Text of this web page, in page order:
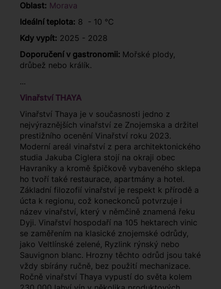
Oblast: Morava
Ideální teplota: 8 - 10 °C
Kdy vypít: 2025 - 2028
Doporučení v gastronomii: Mořské plody,
drůbež nebo králík.
...
Vinařství THAYA
Vinařství Thaya je v současnosti jedno z
nejvýraznějších vinařství ze Znojemska a držitel
prestižního ocenění Vinařství roku 2023.
Moderní areál vinařství z pera architektonického
studia Jakuba Ciglera stojí na okraji obec
Havraníky a kromě špičkově vybaveného sklepa
ho tvoří také restaurace, apartmány a hotel.
Základní filozofií vinařství je respekt k přírodě a
úcta k regionu, což koneckonců potvrzuje i
název vinařství, který v němčině znamená řeku
Dyji. Vinařství hospodaří na 105 hektarech vinic
se zaměřením na klasické znojemské odrůdy,
jako Veltlínské zelené, Ryzlink rýnský nebo
Sauvignon blanc. Hrozny těchto odrůd jsou také
vždy sbírány ručně, bez použití mechanizace.
Ročně vinařství Thaya vypustí do světa kolem